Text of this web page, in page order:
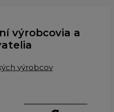
výrobcovia a
výrobcov